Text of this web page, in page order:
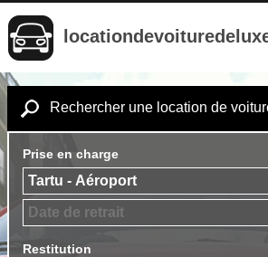
Rechercher une location de
Prise en charge
Restitution